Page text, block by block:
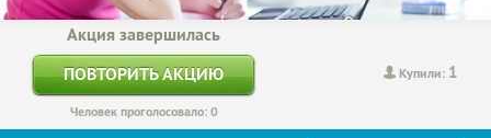
Купили: 1
Акция завершилась
ПОВТОРИТЬ АКЦИЮ
Человек проголосовало: 0